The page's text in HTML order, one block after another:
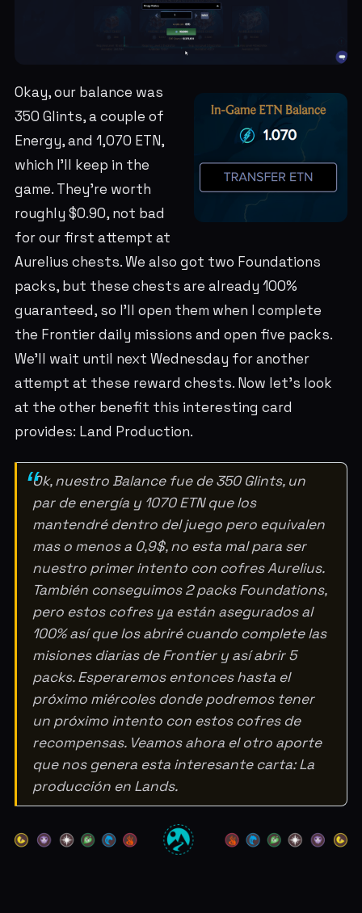
Okay, our balance was
350 Glints, a couple of
Energy, and 1,070 ETN,
which I'll keep in the
game. They're worth
roughly $0.90, not bad
for our first attempt at
Aurelius chests. We also got two Foundations
packs, but these chests are already 100%
guaranteed, so I'll open them when I complete
the Frontier daily missions and open five packs.
We'll wait until next Wednesday for another
attempt at these reward chests. Now let's look
at the other benefit this interesting card
provides: Land Production.
Ok, nuestro Balance fue de 350 Glints, un
par de energía y 1070 ETN que los
mantendré dentro del juego pero equivalen
mas o menos a 0,9$, no esta mal para ser
nuestro primer intento con cofres Aurelius.
También conseguimos 2 packs Foundations,
pero estos cofres ya están asegurados al
100% así que los abriré cuando complete las
misiones diarias de Frontier y así abrir 5
packs. Esperaremos entonces hasta el
próximo miércoles donde podremos tener
un próximo intento con estos cofres de
recompensas. Veamos ahora el otro aporte
que nos genera esta interesante carta: La
producción en Lands.